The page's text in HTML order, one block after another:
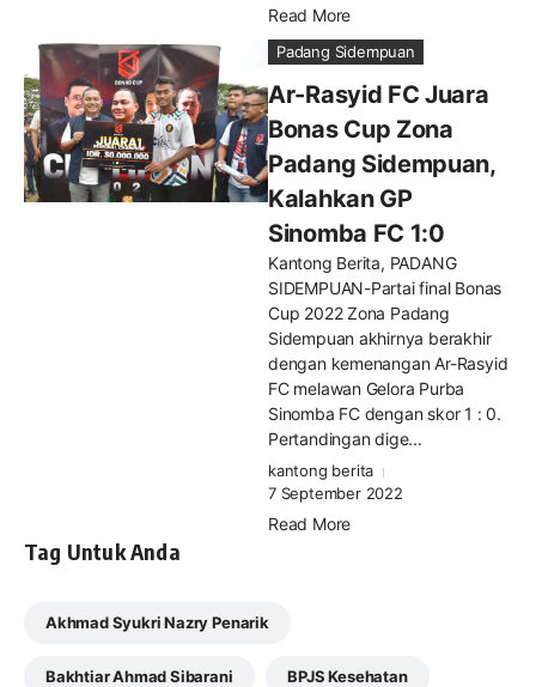
Read More
Padang Sidempuan
Ar-Rasyid FC Juara
Bonas Cup Zona
Padang Sidempuan,
Kalahkan GP
Sinomba FC 1:0
Kantong Berita, PADANG
SIDEMPUAN-Partai final Bonas
Cup 2022 Zona Padang
Sidempuan akhirnya berakhir
dengan kemenangan Ar-Rasyid
FC melawan Gelora Purba
Sinomba FC dengan skor 1 : 0.
Pertandingan dige...
kantong berita
7 September 2022
Read More
Tag Untuk Anda
Akhmad Syukri Nazry Penarik
Bakhtiar Ahmad Sibarani BPJS Kesehatan